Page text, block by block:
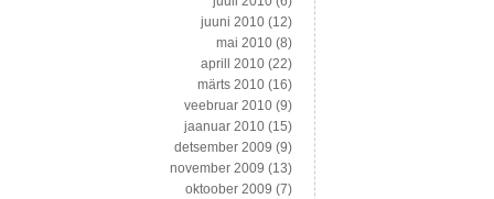
juuni 2010 (12)
mai 2010 (8)
aprill 2010 (22)
märts 2010 (16)
veebruar 2010 (9)
jaanuar 2010 (15)
detsember 2009 (9)
november 2009 (13)
oktoober 2009 (7)